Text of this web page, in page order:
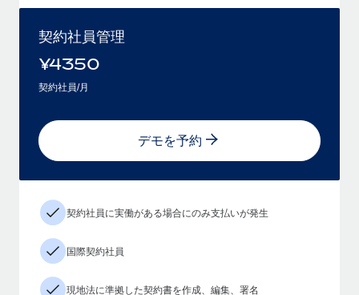
契約社員管理
¥4350
契約社員/月
デモを予約
契約社員に実働がある場合にのみ支払いが発生
国際契約社員
現地法に準拠した契約書を作成、編集、署名